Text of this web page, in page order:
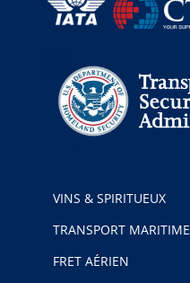
VINS & SPIRITUEUX
TRANSPORT MARITIME
FRET AÉRIEN